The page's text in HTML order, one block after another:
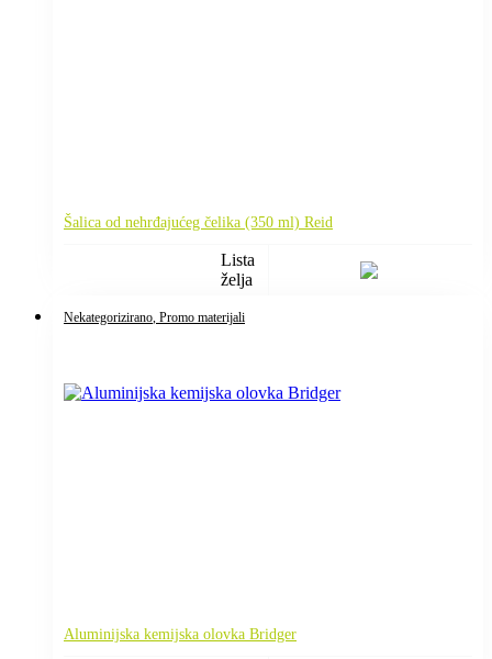
Šalica od nehrđajućeg čelika (350 ml) Reid
Lista
želja
Nekategorizirano , Promo materijali
Aluminijska kemijska olovka Bridger